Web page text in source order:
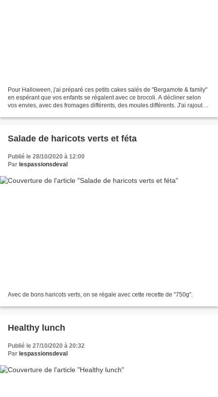
Pour Halloween, j'ai préparé ces petits cakes salés de "Bergamote & family"
en espérant que vos enfants se régalent avec ce brocoli. A décliner selon
vos envies, avec des fromages différents, des moules différents. J'ai rajouté
Salade de haricots verts et féta
Publié le 28/10/2020 à 12:00
Par lespassionsdeval
Avec de bons haricots verts, on se régale avec cette recette de "750g".
Healthy lunch
Publié le 27/10/2020 à 20:32
Par lespassionsdeval